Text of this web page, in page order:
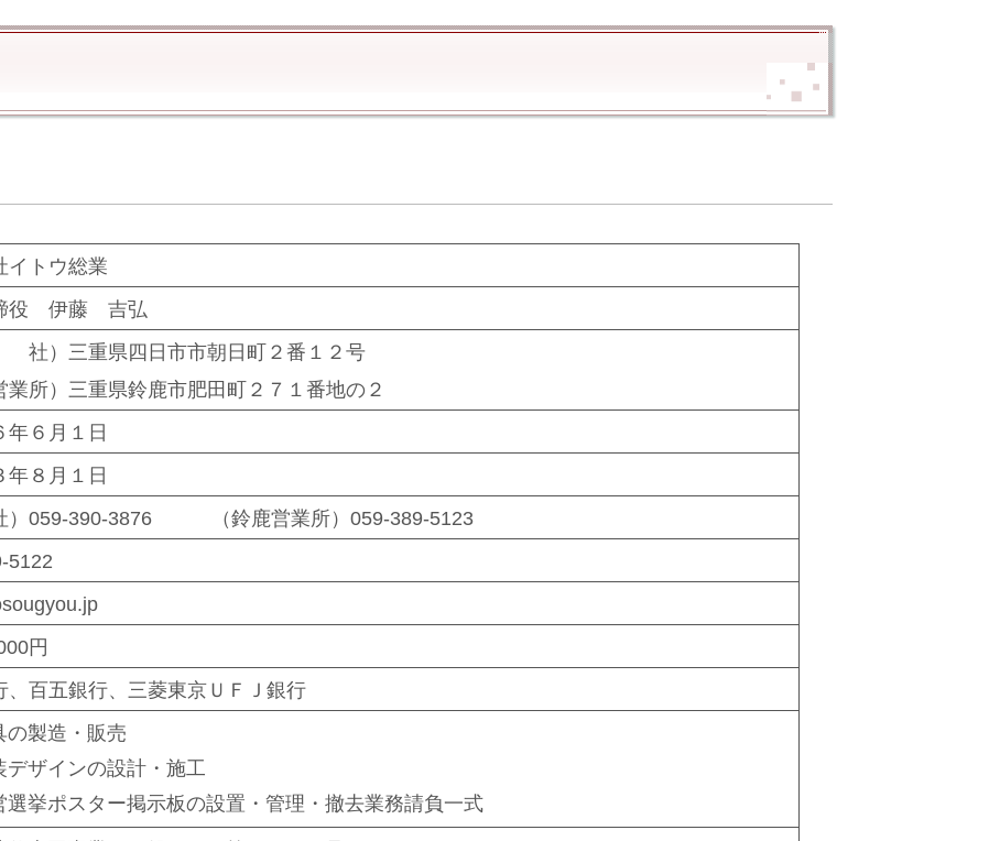
イトウ総業
役 伊藤 吉弘
）三重県四日市市朝日町２番１２号
業所）三重県鈴鹿市肥田町２７１番地の２
年６月１日
年８月１日
）059-390-3876 （鈴鹿営業所）059-389-5123
5122
円
、百五銀行、三菱東京ＵＦＪ銀行
の製造・販売
デザインの設計・施工
選挙ポスター掲示板の設置・管理・撤去業務請負一式